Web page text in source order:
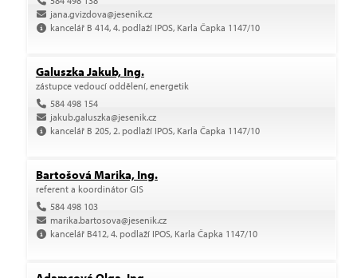
jana.gvizdova@jesenik.cz
kancelář B 414, 4. podlaží IPOS, Karla Čapka 1147/10
Galuszka Jakub, Ing.
zástupce vedoucí oddělení, energetik
584 498 154
jakub.galuszka@jesenik.cz
kancelář B 205, 2. podlaží IPOS, Karla Čapka 1147/10
Bartošová Marika, Ing.
referent a koordinátor GIS
584 498 103
marika.bartosova@jesenik.cz
kancelář B412, 4. podlaží IPOS, Karla Čapka 1147/10